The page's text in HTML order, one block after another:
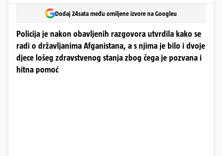
Dodaj 24sata među omiljene izvore na Googleu
Policija je nakon obavljenih razgovora utvrdila kako se
radi o državljanima Afganistana, a s njima je bilo i dvoje
djece lošeg zdravstvenog stanja zbog čega je pozvana i
hitna pomoć